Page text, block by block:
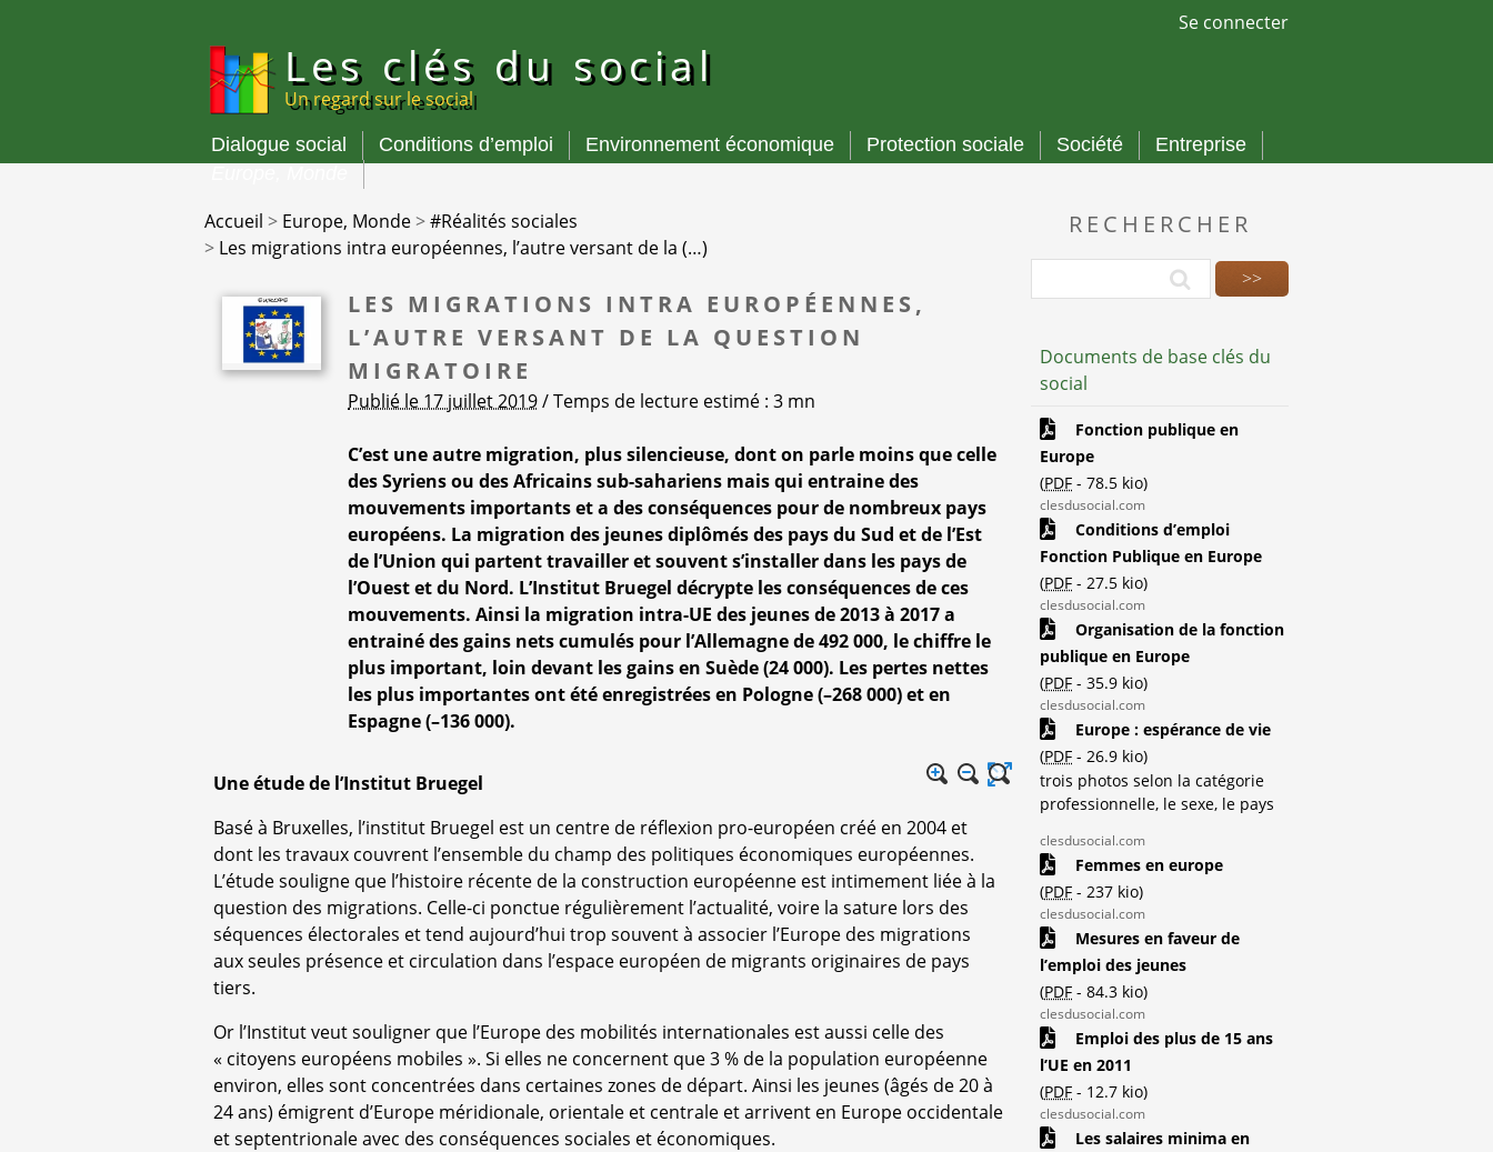
Se connecter
Les clés du social
Un regard sur le social
Menu
Dialogue social Conditions d’emploi Environnement économique Protection sociale Société
Entreprise
Accueil > Europe, Monde>#Réalités sociales
> Les migrations intra européennes, l’autre versant de la (…)
LES MIGRATIONS INTRA EUROPÉENNES,
L’AUTRE VERSANT DE LA QUESTION
MIGRATOIRE
Publié le 17 juillet 2019/ Temps de lecture estimé : 3 mn
C’est une autre migration, plus silencieuse, dont on parle moins que celle
des Syriens ou des Africains sub-sahariens mais qui entraine des
mouvements importants et a des conséquences pour de nombreux pays
européens. La migration des jeunes diplômés des pays du Sud et de l’Est
de l’Union qui partent travailler et souvent s’installer dans les pays de
l’Ouest et du Nord. L’Institut Bruegel décrypte les conséquences de ces
mouvements. Ainsi la migration intra-UE des jeunes de 2013 à 2017 a
entrainé des gains nets cumulés pour l’Allemagne de 492 000, le chiffre le
plus important, loin devant les gains en Suède (24 000). Les pertes nettes
les plus importantes ont été enregistrées en Pologne (–268 000) et en
Espagne (–136 000).
Une étude de l’Institut Bruegel
Basé à Bruxelles, l’institut Bruegel est un centre de réflexion pro-européen créé en 2004 et
dont les travaux couvrent l’ensemble du champ des politiques économiques européennes.
L’étude souligne que l’histoire récente de la construction européenne est intimement liée à la
question des migrations. Celle-ci ponctue régulièrement l’actualité, voire la sature lors des
séquences électorales et tend aujourd’hui trop souvent à associer l’Europe des migrations
aux seules présence et circulation dans l’espace européen de migrants originaires de pays
tiers.
Or l’Institut veut souligner que l’Europe des mobilités internationales est aussi celle des
« citoyens européens mobiles ». Si elles ne concernent que 3 % de la population européenne
environ, elles sont concentrées dans certaines zones de départ. Ainsi les jeunes (âgés de 20 à
24 ans) émigrent d’Europe méridionale, orientale et centrale et arrivent en Europe occidentale
et septentrionale avec des conséquences sociales et économiques.
RECHERCHER
Documents de base clés du
social
Fonction publique en
Europe
(PDF -78.5 kio)
clesdusocial.com
Conditions d’emploi
Fonction Publique en Europe
(PDF - 27.5 kio)
clesdusocial.com
Organisation de la fonction
publique en Europe
(PDF -35.9 kio)
clesdusocial.com
Europe : espérance de vie
(PDF - 26.9 kio)
trois photos selon la catégorie
professionnelle, le sexe, le pays
clesdusocial.com
Femmes en europe
(PDF - 237 kio)
clesdusocial.com
Mesures en faveur de
l’emploi des jeunes
(PDF -84.3 kio)
clesdusocial.com
Emploi des plus de 15 ans
l’UE en 2011
(PDF - 12.7 kio)
clesdusocial.com
Les salaires minima en